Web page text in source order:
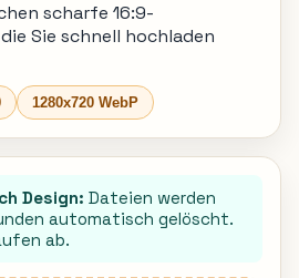
scharfe 16:9-
Sie schnell hochladen
1280x720 WebP
Design: Dateien werden
automatisch gelöscht.
ab.